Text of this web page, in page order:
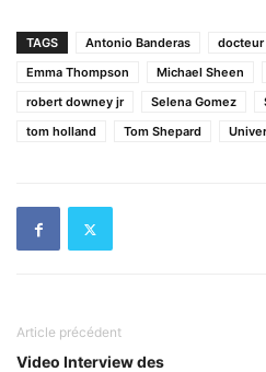
TAGS Antonio Banderas
Emma Thompson
Michael Sheen
robert downey jr
Selena Gomez
tom holland
Tom Shepard
Article précédent
Video Interview des